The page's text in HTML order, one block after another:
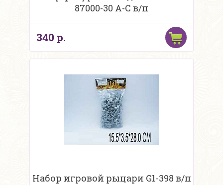
87000-30 A-C в/п
340 р.
Набор игровой рыцари G1-398 в/п